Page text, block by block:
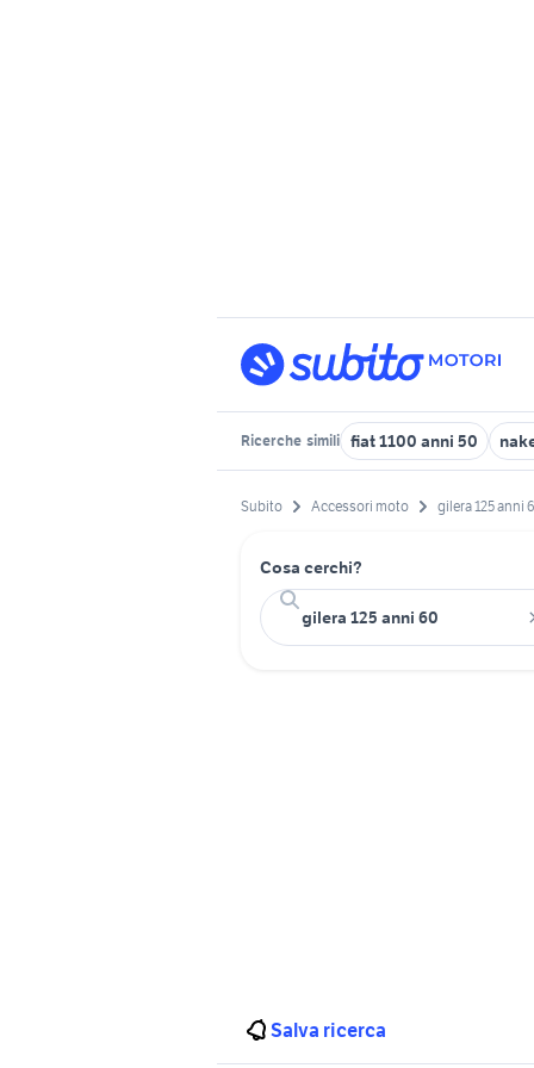
Ricerche simili fiat 1100 anni 50
Subito Accessori moto gilera 125 anni
Cosa cerchi?
Salva ricerca